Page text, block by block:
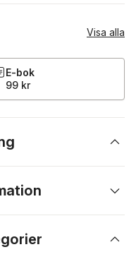
Visa alla
E-bok
99 kr